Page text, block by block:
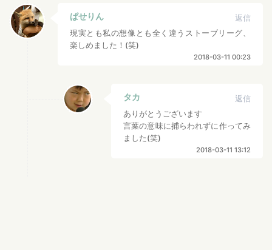
ぱせりん
返信
現実とも私の想像とも全く違うストーブリーグ、
楽しめました！(笑)
2018-03-11 00:23
タカ
返信
ありがとうございます
言葉の意味に捕らわれずに作ってみ
ました(笑)
2018-03-11 13:12